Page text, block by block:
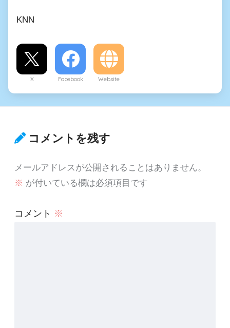
KNN
X Facebook Website
コメントを残す
メールアドレスが公開されることはありません。
※ が付いている欄は必須項目です
コメント ※